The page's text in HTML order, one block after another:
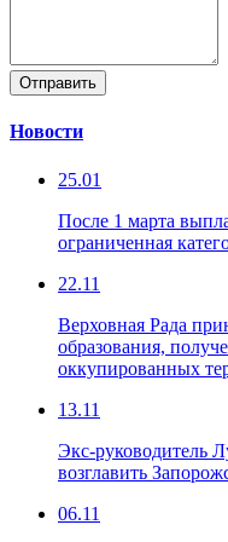
Отправить
Новости
25.01
После 1 марта
ограниченная
22.11
Верховная Рада
образования,
оккупированных
13.11
Экс-руководитель
возглавить
06.11